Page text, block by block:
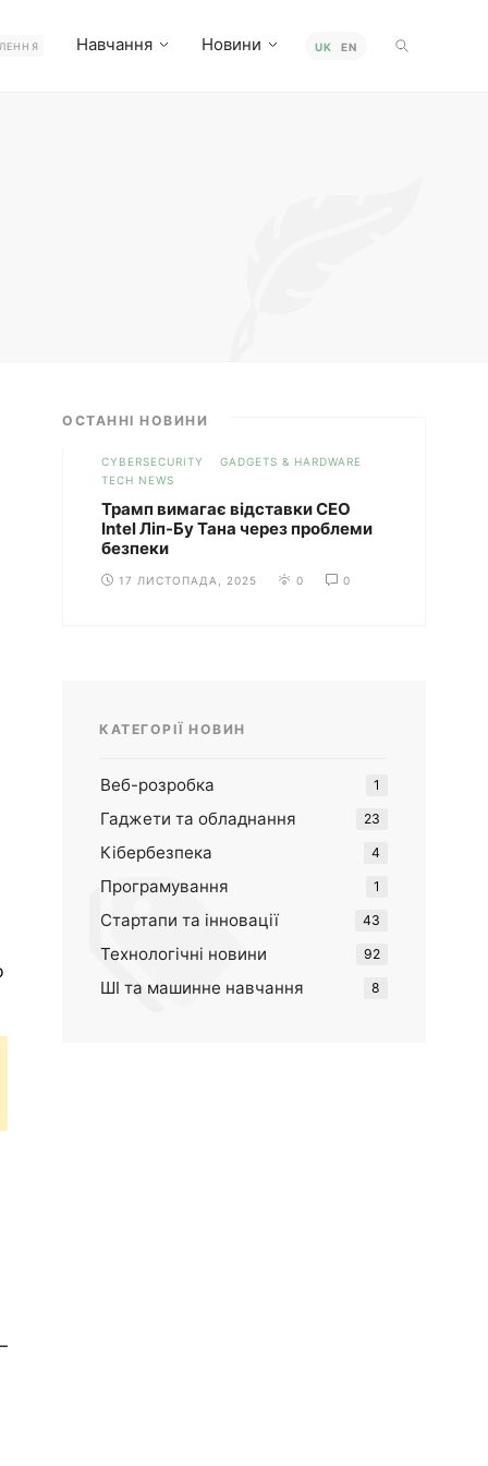
Навчання Новини UK EN
ОСТАННІ НОВИНИ
CYBERSECURITY
GADGETS & HARDWARE
TECH NEWS
Трамп вимагає відставки CEO
Intel Ліп-Бу Тана через проблеми
безпеки
17 ЛИСТОПАДА, 2025 0 0
КАТЕГОРІЇ НОВИН
Веб-розробка 1
Гаджети та обладнання 23
Кібербезпека 4
Програмування 1
Стартапи та інновації 43
Технологічні новини 92
ШІ та машинне навчання 8